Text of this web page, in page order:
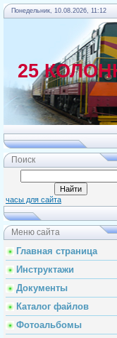
Понедельник, 10.08.2026, 11:12
25
Поиск
часы для сайта
Меню сайта
Главная страница
Инструктажи
Документы
Каталог файлов
Фотоальбомы